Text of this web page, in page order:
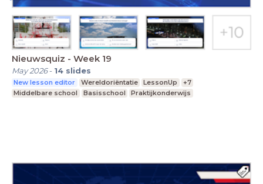
Nieuwsquiz - Week 19
May 2026- 14 slides
New lesson editor Wereldoriëntatie LessonUp
+7
Middelbare school
Basisschool Praktijkonderwijs